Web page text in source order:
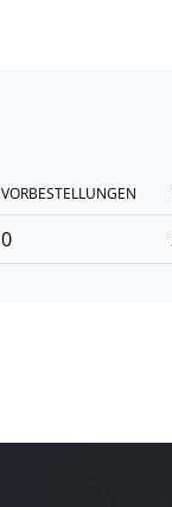
VORBESTELLUNGEN
0